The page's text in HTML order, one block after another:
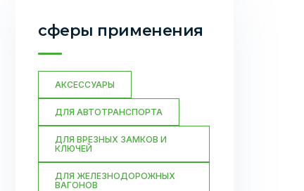
сферы применения
АКСЕССУАРЫ
ДЛЯ АВТОТРАНСПОРТА
ДЛЯ ВРЕЗНЫХ ЗАМКОВ И
КЛЮЧЕЙ
ДЛЯ ЖЕЛЕЗНОДОРОЖНЫХ
ВАГОНОВ